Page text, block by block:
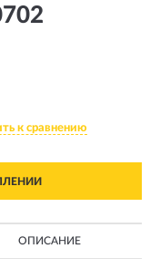
к сравнению
ОПИСАНИЕ